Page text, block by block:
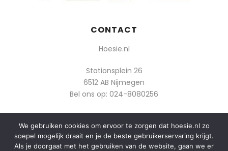
CONTACT
Hoesie.nl
Stationsplein 26
6512 AB Nijmegen
Bel ons op: 024-8080256
Of mail: info@hoesie.nl
We gebruiken cookies om ervoor te zorgen dat hoesie.nl zo
soepel mogelijk draait en je de beste gebruikerservaring krijgt.
Als je doorgaat met het gebruiken van de website, gaan we er